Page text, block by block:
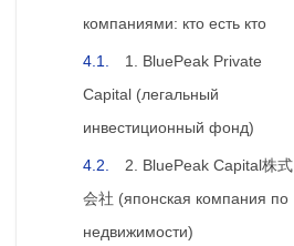
компаниями: кто есть кто
1. BluePeak Private
Capital (легальный
инвестиционный фонд)
2. BluePeak Capital株式
会社 (японская компания по
недвижимости)